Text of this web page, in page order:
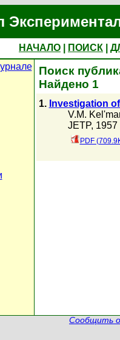
НАЧАЛО ПОИСК
Поиск
Найдено 1
1. Investigation
V.M.
JETP, 1957
PDF
Сообщить о